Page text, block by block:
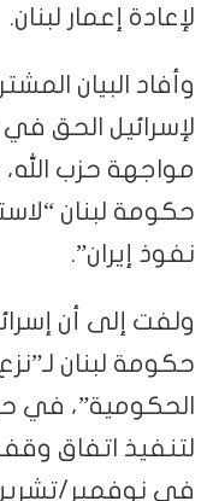
لإعادة إعمار لبنان.
وأفاد البيان
لإسرائيل الحق
مواجهة حزب
حكومة لبنان
نفوذ إيران”.
ولفت إلى أن
حكومة لبنان
الحكومية”، في
لتنفيذ اتفاق وقف
في نوفمبر/تشرين